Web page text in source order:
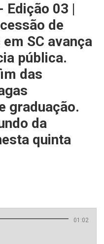
Edição 03 |
de
SC avança
pública.
das
graduação.
da
quinta
01:02